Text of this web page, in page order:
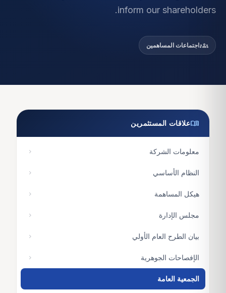
inform our shareholders.
groupsاجتماعات المساهمين
menu_bookعلاقات المستثمرين
معلومات الشركة chevron_right
النظام الأساسي chevron_right
هيكل المساهمة chevron_right
مجلس الإدارة chevron_right
بيان الطرح العام الأولي chevron_right
الإفصاحات الجوهرية chevron_right
الجمعية العامة